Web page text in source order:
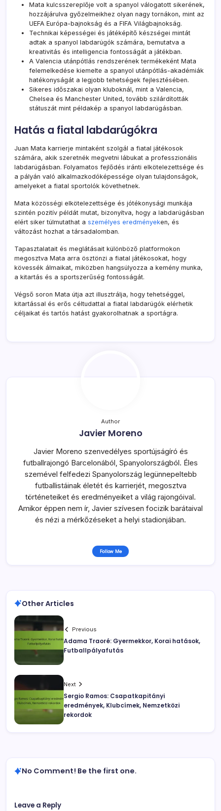
Mata kulcsszereplője volt a spanyol válogatott sikerének,
hozzájárulva győzelmeikhez olyan nagy tornákon, mint az
UEFA Európa-bajnokság és a FIFA Világbajnokság.
Technikai képességei és játéképítő készségei mintát
adtak a spanyol labdarúgók számára, bemutatva a
kreativitás és intelligencia fontosságát a játékban.
A Valencia utánpótlás rendszerének termékeként Mata
felemelkedése kiemelte a spanyol utánpótlás-akadémiák
hatékonyságát a legjobb tehetségek fejlesztésében.
Sikeres időszakai olyan kluboknál, mint a Valencia,
Chelsea és Manchester United, tovább szilárdították
státuszát mint példakép a spanyol labdarúgásban.
Hatás a fiatal labdarúgókra
Juan Mata karrierje mintaként szolgál a fiatal játékosok
számára, akik szeretnék megvetni lábukat a professzionális
labdarúgásban. Folyamatos fejlődés iránti elkötelezettsége és
a pályán való alkalmazkodóképessége olyan tulajdonságok,
amelyeket a fiatal sportolók követhetnek.
Mata közösségi elkötelezettsége és jótékonysági munkája
szintén pozitív példát mutat, bizonyítva, hogy a labdarúgásban
elért siker túlmutathat a személyes eredményeken, és
változást hozhat a társadalomban.
Tapasztalatait és meglátásait különböző platformokon
megosztva Mata arra ösztönzi a fiatal játékosokat, hogy
kövessék álmaikat, miközben hangsúlyozza a kemény munka,
a kitartás és a sportszerűség fontosságát.
Végső soron Mata útja azt illusztrálja, hogy tehetséggel,
kitartással és erős céltudattal a fiatal labdarúgók elérhetik
céljaikat és tartós hatást gyakorolhatnak a sportágra.
Author
Javier Moreno
Javier Moreno szenvedélyes sportújságíró és
futballrajongó Barcelonából, Spanyolországból. Éles
szemével felfedezi Spanyolország legünnepeltebb
futballistáinak életét és karrierjét, megosztva
történeteiket és eredményeiket a világ rajongóival.
Amikor éppen nem ír, Javier szívesen focizik barátaival
és nézi a mérkőzéseket a helyi stadionjában.
Follow Me
Other Articles
Previous
Adama Traoré: Gyermekkor, Korai hatások,
Futballpályafutás
Next
Sergio Ramos: Csapatkapitányi
eredmények, Klubcímek, Nemzetközi
rekordok
No Comment! Be the first one.
Leave a Reply